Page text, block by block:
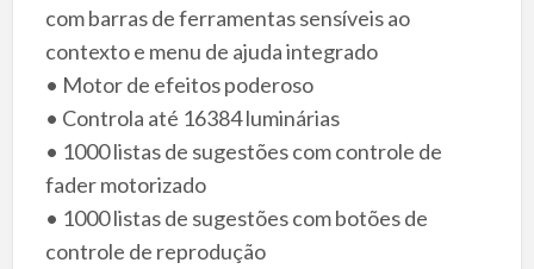
com barras de ferramentas sensíveis ao
contexto e menu de ajuda integrado
• Motor de efeitos poderoso
• Controla até 16384 luminárias
• 1000 listas de sugestões com controle de
fader motorizado
• 1000 listas de sugestões com botões de
controle de reprodução